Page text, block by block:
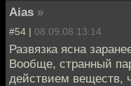
Aias »
#54 | 08.09.08 13:14
Развязка ясна
Вообще, странный
действием веществ,